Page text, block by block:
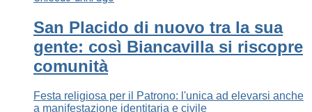
San Placido di nuovo tra la sua
gente: così Biancavilla si riscopre
comunità
Festa religiosa per il Patrono: l'unica ad elevarsi anche
a manifestazione identitaria e civile